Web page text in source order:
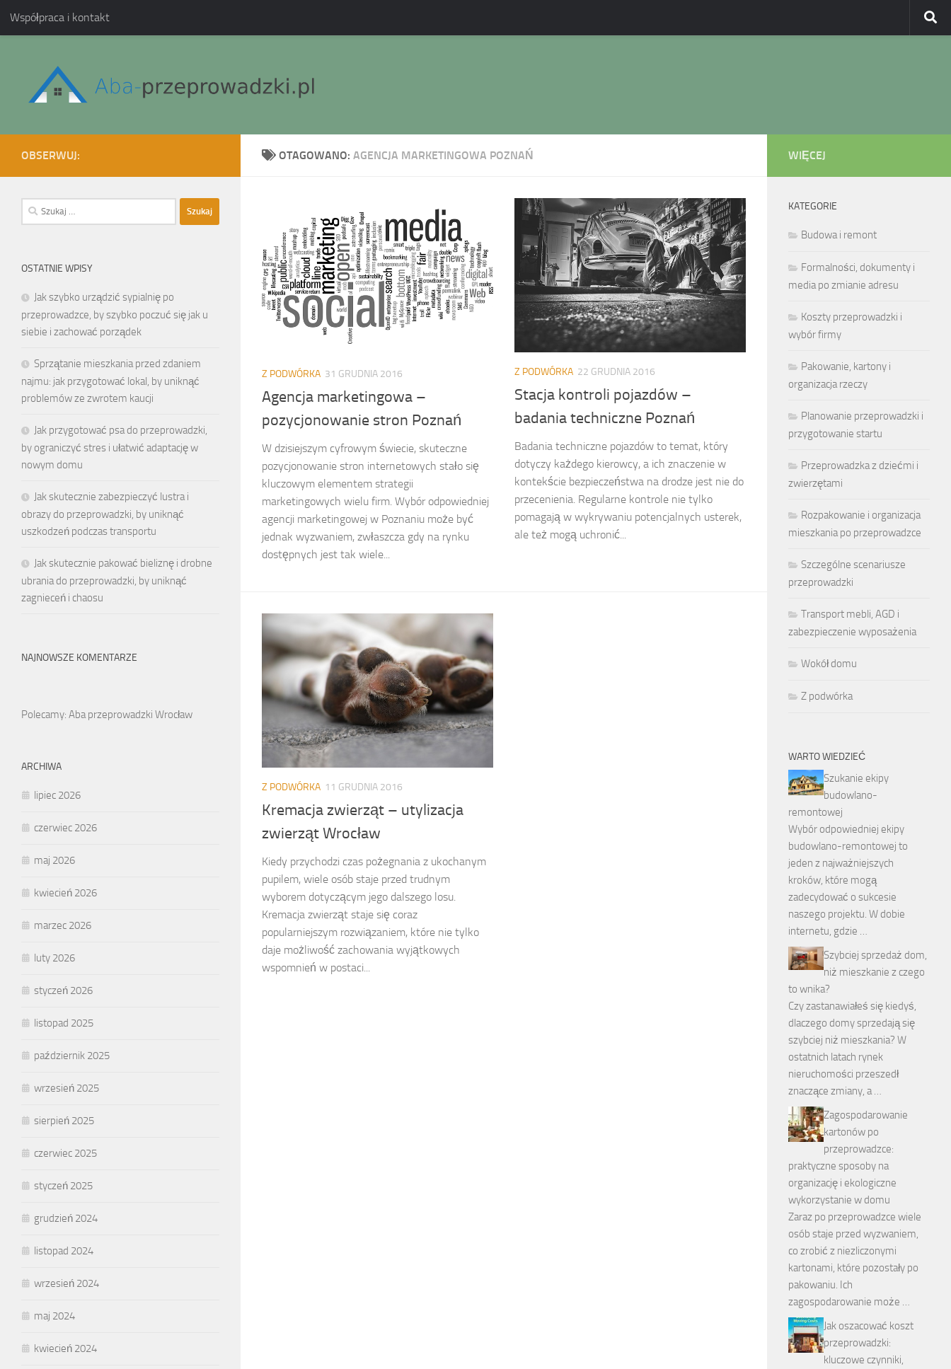
Skip to content
Współpraca i kontakt
OTAGOWANO: AGENCJA MARKETINGOWA POZNAŃ
Z PODWÓRKA 31 GRUDNIA 2016
Agencja marketingowa –
pozycjonowanie stron Poznań
W dzisiejszym cyfrowym świecie, skuteczne
pozycjonowanie stron internetowych stało się
kluczowym elementem strategii
marketingowych wielu firm. Wybór odpowiedniej
agencji marketingowej w Poznaniu może być
jednak wyzwaniem, zwłaszcza gdy na rynku
dostępnych jest tak wiele...
Z PODWÓRKA 22 GRUDNIA 2016
Stacja kontroli pojazdów –
badania techniczne Poznań
Badania techniczne pojazdów to temat, który
dotyczy każdego kierowcy, a ich znaczenie w
kontekście bezpieczeństwa na drodze jest nie do
przecenienia. Regularne kontrole nie tylko
pomagają w wykrywaniu potencjalnych usterek,
ale też mogą uchronić...
Z PODWÓRKA 11 GRUDNIA 2016
Kremacja zwierząt – utylizacja
zwierząt Wrocław
Kiedy przychodzi czas pożegnania z ukochanym
pupilem, wiele osób staje przed trudnym
wyborem dotyczącym jego dalszego losu.
Kremacja zwierząt staje się coraz
popularniejszym rozwiązaniem, które nie tylko
daje możliwość zachowania wyjątkowych
wspomnień w postaci...
OBSERWUJ:
Szukaj:
OSTATNIE WPISY
Jak szybko urządzić sypialnię po
przeprowadzce, by szybko poczuć się jak u
siebie i zachować porządek
Sprzątanie mieszkania przed zdaniem
najmu: jak przygotować lokal, by uniknąć
problemów ze zwrotem kaucji
Jak przygotować psa do przeprowadzki,
by ograniczyć stres i ułatwić adaptację w
nowym domu
Jak skutecznie zabezpieczyć lustra i
obrazy do przeprowadzki, by uniknąć
uszkodzeń podczas transportu
Jak skutecznie pakować bieliznę i drobne
ubrania do przeprowadzki, by uniknąć
zagnieceń i chaosu
NAJNOWSZE KOMENTARZE
Polecamy: Aba przeprowadzki Wrocław
ARCHIWA
lipiec 2026
czerwiec 2026
maj 2026
kwiecień 2026
marzec 2026
luty 2026
styczeń 2026
listopad 2025
październik 2025
wrzesień 2025
sierpień 2025
czerwiec 2025
styczeń 2025
grudzień 2024
listopad 2024
wrzesień 2024
maj 2024
kwiecień 2024
WIĘCEJ
KATEGORIE
Budowa i remont
Formalności, dokumenty i
media po zmianie adresu
Koszty przeprowadzki i
wybór firmy
Pakowanie, kartony i
organizacja rzeczy
Planowanie przeprowadzki i
przygotowanie startu
Przeprowadzka z dziećmi i
zwierzętami
Rozpakowanie i organizacja
mieszkania po przeprowadzce
Szczególne scenariusze
przeprowadzki
Transport mebli, AGD i
zabezpieczenie wyposażenia
Wokół domu
Z podwórka
WARTO WIEDZIEĆ
Szukanie ekipy
budowlano-
remontowej
Wybór odpowiedniej ekipy
budowlano-remontowej to
jeden z najważniejszych
kroków, które mogą
zadecydować o sukcesie
naszego projektu. W dobie
internetu, gdzie …
Szybciej sprzedaż dom,
niż mieszkanie z czego
to wnika?
Czy zastanawiałeś się kiedyś,
dlaczego domy sprzedają się
szybciej niż mieszkania? W
ostatnich latach rynek
nieruchomości przeszedł
znaczące zmiany, a …
Zagospodarowanie
kartonów po
przeprowadzce:
praktyczne sposoby na
organizację i ekologiczne
wykorzystanie w domu
Zaraz po przeprowadzce wiele
osób staje przed wyzwaniem,
co zrobić z niezliczonymi
kartonami, które pozostały po
pakowaniu. Ich
zagospodarowanie może …
Jak oszacować koszt
przeprowadzki:
kluczowe czynniki,